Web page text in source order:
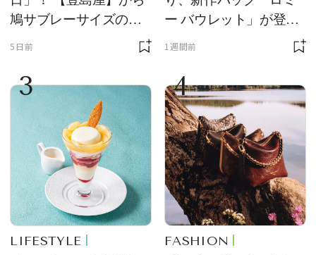
鳩サブレーサイズのポ
ーチ「はとっこ」を限
5日前
ー バウレット」が登
場！ デザイン性と収納
1週間前
3
LIFESTYLE
4
FASHION